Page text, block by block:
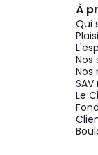
À
Qui
Nos
Nos
Le